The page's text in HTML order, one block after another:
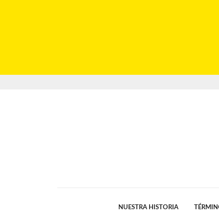
NUESTRA HISTORIA